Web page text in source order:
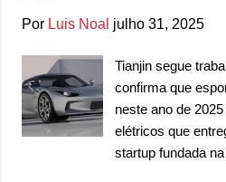
geração anterior –
ele saiu de linha
marca também
lo de linha. Em
ele já tinha saído
agora surgiu
Por Luis Noal julho 31, 2025
Tianjin segue
confirma que
neste ano de
elétricos que
startup fundada